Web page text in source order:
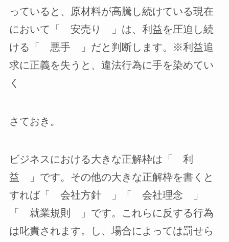
っていると、原材料が高騰し続けている現在
において「 安売り 」は、利益を圧迫し続
ける「 悪手 」だと判断します。※利益追
求に正義を失うと、違法行為に手を染めてい
く
さておき。
ビジネスにおける大きな正解枠は「 利
益 」です。その他の大きな正解枠を書くと
すれば「 会社方針 」「 会社理念 」
「 就業規則 」です。これらに反する行為
は叱責されます。し、場合によっては罰せら